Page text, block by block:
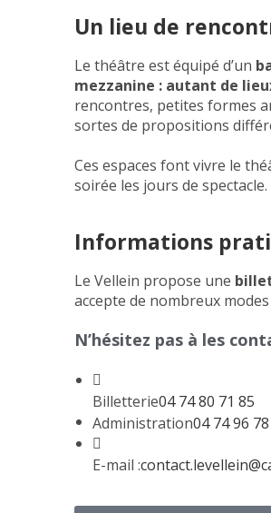
Un lieu de
Le théâtre est équipé d’un
mezzanine : autant de
rencontres, petites formes
sortes de propositions
Ces espaces font vivre le
soirée les jours de spectacle.
Informations
Le Vellein propose une
accepte de nombreux
N’hésitez pas à les
Billetterie04 74 80 71 85
Administration04 74 96
E-mail :